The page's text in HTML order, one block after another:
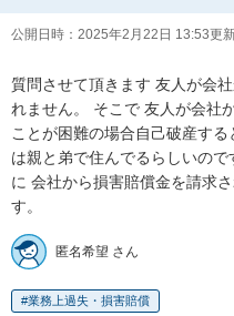
公開日時： 2025年2月22日 13:53更
質問させて頂きます 友人が会
れません。 そこで 友人が会社
ことが困難の場合自己破産す
は親と弟で住んでるらしいの
に 会社から損害賠償金を請求
す。
匿名希望 さん
業務上過失・損害賠償